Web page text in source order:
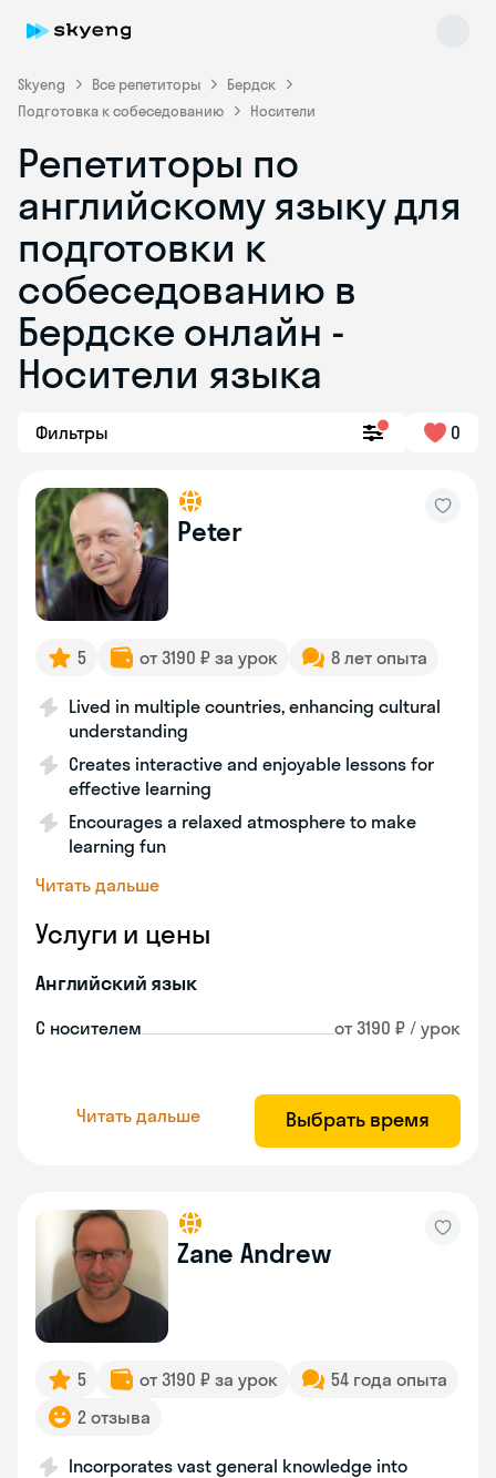
Skyeng Все репетиторы
Бердск
Подготовка к собеседованию
Носители
Репетиторы по
английскому языку для
подготовки к
собеседованию в
Бердске онлайн -
Носители языка
Фильтры 0
Peter
5 от 3190 ₽ за урок 8 лет опыта
Lived in multiple countries, enhancing cultural
understanding
Creates interactive and enjoyable lessons for
effective learning
Encourages a relaxed atmosphere to make
learning fun
Читать дальше
Услуги и цены
Английский язык
С носителем от 3190 ₽ / урок
Читать дальше Выбрать время
Zane Andrew
5 от 3190 ₽ за урок
54 года опыта
2 отзыва
Incorporates vast general knowledge into
Skyeng Chat